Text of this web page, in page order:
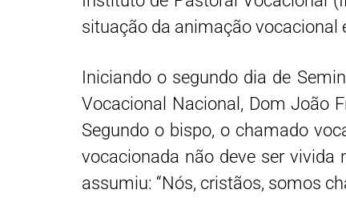
situação da animação vocacional
Iniciando o segundo dia de
Vocacional Nacional, Dom João
Segundo o bispo, o chamado
vocacionada não deve ser vivida
assumiu: “Nós, cristãos, somos